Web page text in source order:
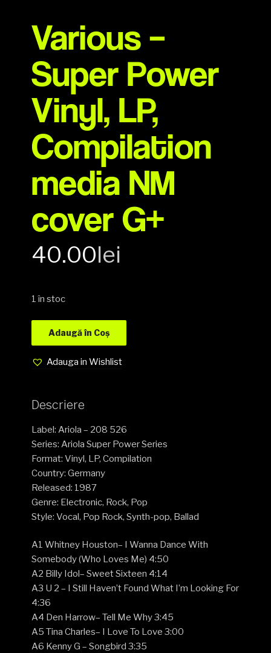
Various –
Super Power
Vinyl, LP,
Compilation
media NM
cover G+
40.00lei
1 în stoc
Adaugă în Coș
Adauga in Wishlist
Descriere
Label: Ariola – 208 526
Series: Ariola Super Power Series
Format: Vinyl, LP, Compilation
Country: Germany
Released: 1987
Genre: Electronic, Rock, Pop
Style: Vocal, Pop Rock, Synth-pop, Ballad
A1 Whitney Houston– I Wanna Dance With
Somebody (Who Loves Me) 4:50
A2 Billy Idol– Sweet Sixteen 4:14
A3 U 2 – I Still Haven’t Found What I’m Looking For
4:36
A4 Den Harrow– Tell Me Why 3:45
A5 Tina Charles– I Love To Love 3:00
A6 Kenny G – Songbird 3:35